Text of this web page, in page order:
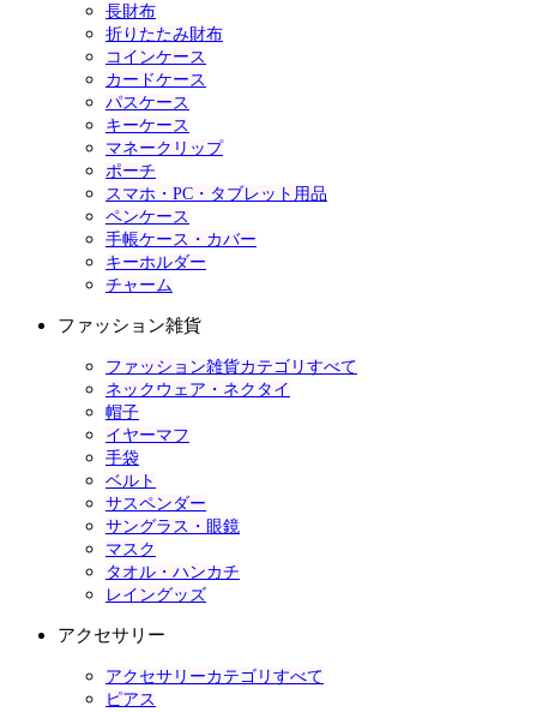
長財布
折りたたみ財布
コインケース
カードケース
パスケース
キーケース
マネークリップ
ポーチ
スマホ・PC・タブレット用品
ペンケース
手帳ケース・カバー
キーホルダー
チャーム
ファッション雑貨
ファッション雑貨カテゴリすべて
ネックウェア・ネクタイ
帽子
イヤーマフ
手袋
ベルト
サスペンダー
サングラス・眼鏡
マスク
タオル・ハンカチ
レイングッズ
アクセサリー
アクセサリーカテゴリすべて
ピアス